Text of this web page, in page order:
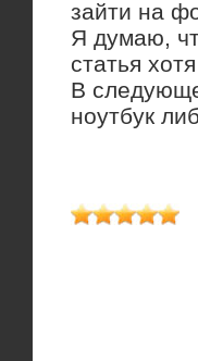
зайти на
Я думаю,
статья
В
ноутбук